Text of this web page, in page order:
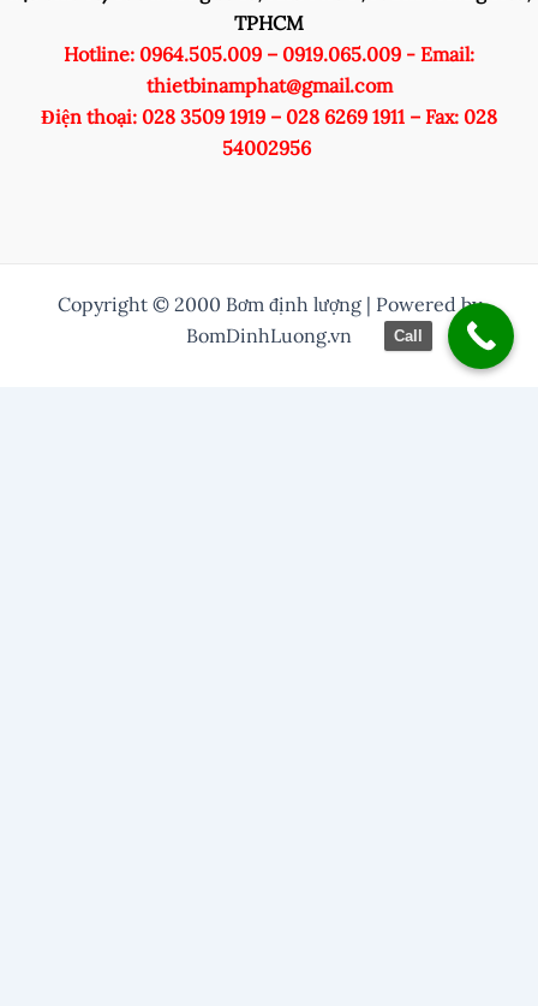
TPHCM
Hotline: 0964.505.009 – 0919.065.009 - Email:
thietbinamphat@gmail.com
Điện thoại: 028 3509 1919 – 028 6269 1911 – Fax: 028
54002956
Copyright © 2000 Bơm định lượng | Powered by
BomDinhLuong.vn
Call